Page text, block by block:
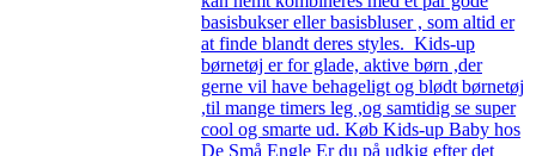
basisbukser eller basisbluser , som altid er
at finde blandt deres styles. Kids-up
børnetøj er for glade, aktive børn ,der
gerne vil have behageligt og blødt børnetøj
,til mange timers leg ,og samtidig se super
cool og smarte ud. Køb Kids-up Baby hos
De Små Engle Er du på udkig efter det